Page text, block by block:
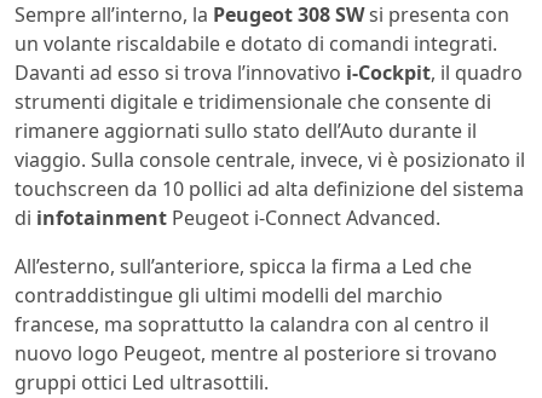
Sempre all’interno, la Peugeot 308 SWsi presenta con
un volante riscaldabile e dotato di comandi integrati.
Davanti ad esso si trova l’innovativo i-Cockpit, il quadro
strumenti digitale e tridimensionale che consente di
rimanere aggiornati sullo stato dell’Auto durante il
viaggio. Sulla console centrale, invece, vi è posizionato il
touchscreen da 10 pollici ad alta definizione del sistema
di infotainment Peugeot i-Connect Advanced.
All’esterno, sull’anteriore, spicca la firma a Led che
contraddistingue gli ultimi modelli del marchio
francese, ma soprattutto la calandra con al centro il
nuovo logo Peugeot, mentre al posteriore si trovano
gruppi ottici Led ultrasottili.